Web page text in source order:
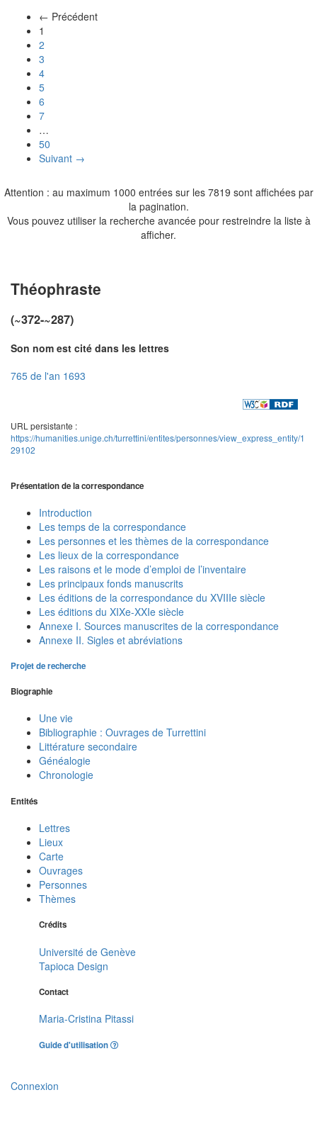
← Précédent
1
2
3
4
5
6
7
…
50
Suivant →
Attention : au maximum 1000 entrées sur les 7819 sont affichées par
la pagination.
Vous pouvez utiliser la recherche avancée pour restreindre la liste à
afficher.
Théophraste
(~372-~287)
Son nom est cité dans les lettres
765 de l'an 1693
URL persistante :
https://humanities.unige.ch/turrettini/entites/personnes/view_express_entity/1
29102
Présentation de la correspondance
Introduction
Les temps de la correspondance
Les personnes et les thèmes de la correspondance
Les lieux de la correspondance
Les raisons et le mode d’emploi de l’inventaire
Les principaux fonds manuscrits
Les éditions de la correspondance du XVIIIe siècle
Les éditions du XIXe-XXIe siècle
Annexe I. Sources manuscrites de la correspondance
Annexe II. Sigles et abréviations
Projet de recherche
Biographie
Une vie
Bibliographie : Ouvrages de Turrettini
Littérature secondaire
Généalogie
Chronologie
Entités
Lettres
Lieux
Carte
Ouvrages
Personnes
Thèmes
Crédits
Université de Genève
Tapioca Design
Contact
Maria-Cristina Pitassi
Guide d'utilisation
Connexion